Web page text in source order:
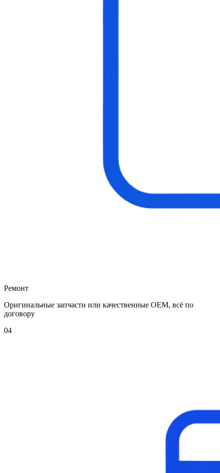
Ремонт
Оригинальные запчасти или качественные OEM, всё по
договору
04